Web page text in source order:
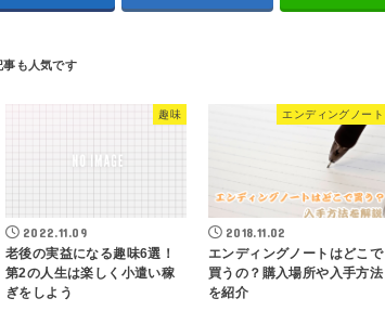
趣味
2022.11.09
老後の実益になる趣味6選！
第2の人生は楽しく小遣い稼
ぎをしよう
エンディングノート
2018.11.02
エンディングノートはどこで
買うの？購入場所や入手方法
を紹介